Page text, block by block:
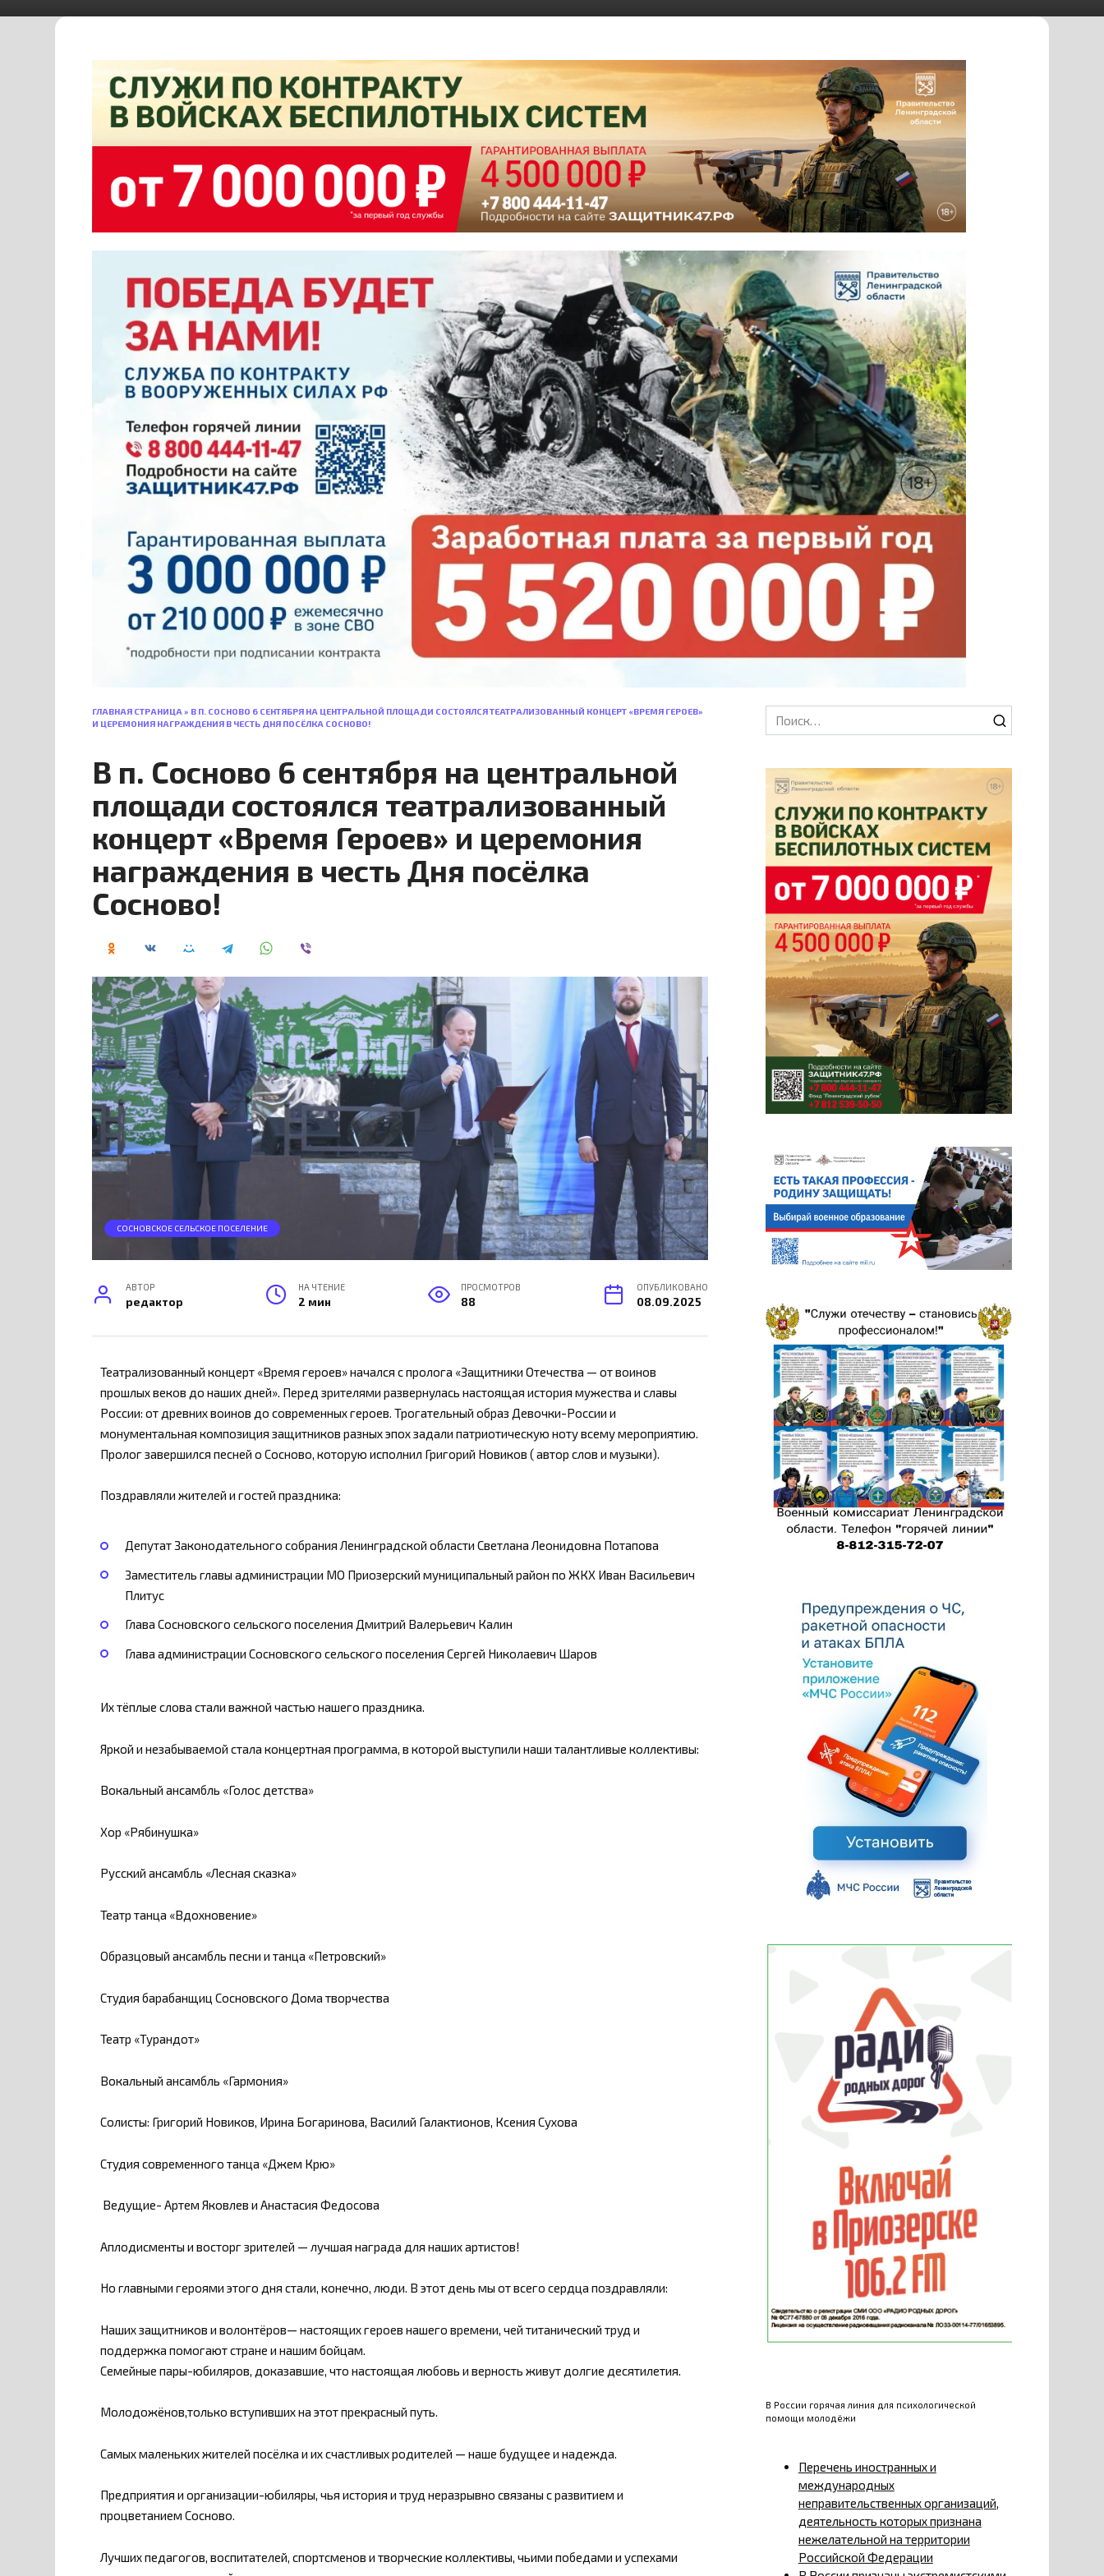
ГЛАВНАЯ СТРАНИЦА» В П. СОСНОВО 6 СЕНТЯБРЯ НА ЦЕНТРАЛЬНОЙ ПЛОЩАДИ СОСТОЯЛСЯ ТЕАТРАЛИЗОВАННЫЙ КОНЦЕРТ «ВРЕМЯ ГЕРОЕВ»
И ЦЕРЕМОНИЯ НАГРАЖДЕНИЯ В ЧЕСТЬ ДНЯ ПОСЁЛКА СОСНОВО!
В п. Сосново 6 сентября на центральной
площади состоялся театрализованный
концерт «Время Героев» и церемония
награждения в честь Дня посёлка
Сосново!
СОСНОВСКОЕ СЕЛЬСКОЕ ПОСЕЛЕНИЕ
АВТОР
редактор
НА ЧТЕНИЕ
2 мин
ПРОСМОТРОВ
88
ОПУБЛИКОВАНО
08.09.2025
Театрализованный концерт «Время героев» начался с пролога «Защитники Отечества — от воинов
прошлых веков до наших дней». Перед зрителями развернулась настоящая история мужества и славы
России: от древних воинов до современных героев. Трогательный образ Девочки-России и
монументальная композиция защитников разных эпох задали патриотическую ноту всему мероприятию.
Пролог завершился песней о Сосново, которую исполнил Григорий Новиков ( автор слов и музыки).
Поздравляли жителей и гостей праздника:
Депутат Законодательного собрания Ленинградской области Светлана Леонидовна Потапова
Заместитель главы администрации МО Приозерский муниципальный район по ЖКХ Иван Васильевич
Плитус
Глава Сосновского сельского поселения Дмитрий Валерьевич Калин
Глава администрации Сосновского сельского поселения Сергей Николаевич Шаров
Их тёплые слова стали важной частью нашего праздника.
Яркой и незабываемой стала концертная программа, в которой выступили наши талантливые коллективы:
Вокальный ансамбль «Голос детства»
Хор «Рябинушка»
Русский ансамбль «Лесная сказка»
Театр танца «Вдохновение»
Образцовый ансамбль песни и танца «Петровский»
Студия барабанщиц Сосновского Дома творчества
Театр «Турандот»
Вокальный ансамбль «Гармония»
Солисты: Григорий Новиков, Ирина Богаринова, Василий Галактионов, Ксения Сухова
Студия современного танца «Джем Крю»
Ведущие- Артем Яковлев и Анастасия Федосова
Аплодисменты и восторг зрителей — лучшая награда для наших артистов!
Но главными героями этого дня стали, конечно, люди. В этот день мы от всего сердца поздравляли:
Наших защитников и волонтёров— настоящих героев нашего времени, чей титанический труд и
поддержка помогают стране и нашим бойцам.
Семейные пары-юбиляров, доказавшие, что настоящая любовь и верность живут долгие десятилетия.
Молодожёнов,только вступивших на этот прекрасный путь.
Самых маленьких жителей посёлка и их счастливых родителей — наше будущее и надежда.
Предприятия и организации-юбиляры, чья история и труд неразрывно связаны с развитием и
процветанием Сосново.
Лучших педагогов, воспитателей, спортсменов и творческие коллективы, чьими победами и успехами
Search
for:
В России горячая линия для психологической
помощи молодёжи
Перечень иностранных и
международных
неправительственных организаций,
деятельность которых признана
нежелательной на территории
Российской Федерации